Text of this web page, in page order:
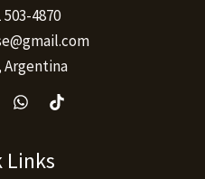
503-4870
Argentina
Links